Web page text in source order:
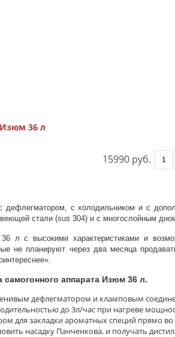
36 л
15990 руб.
с холодильником и с
стали (sus 304) и с многослойным
л с высокими характеристиками и
не планируют через два месяца
аппарата Изюм 36 л.
дефлегматором и кламповым
до 3л/час при нагреве
для закладки ароматных специй прямо
насадку Панченкова, и получать